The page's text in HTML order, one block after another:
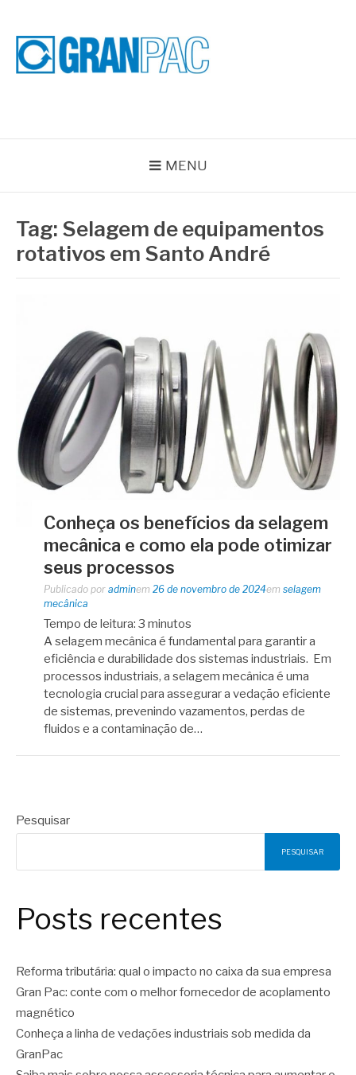
conteúdo
MENU
Tag: Selagem de equipamentos
rotativos em Santo André
Conheça os benefícios da selagem
mecânica e como ela pode otimizar
seus processos
Publicado por adminem 26 de novembro de 2024em selagem
mecânica
Tempo de leitura: 3 minutos
A selagem mecânica é fundamental para garantir a
eficiência e durabilidade dos sistemas industriais. Em
processos industriais, a selagem mecânica é uma
tecnologia crucial para assegurar a vedação eficiente
de sistemas, prevenindo vazamentos, perdas de
fluidos e a contaminação de…
Pesquisar
PESQUISAR
Posts recentes
Reforma tributária: qual o impacto no caixa da sua empresa
Gran Pac: conte com o melhor fornecedor de acoplamento
magnético
Conheça a linha de vedações industriais sob medida da
GranPac